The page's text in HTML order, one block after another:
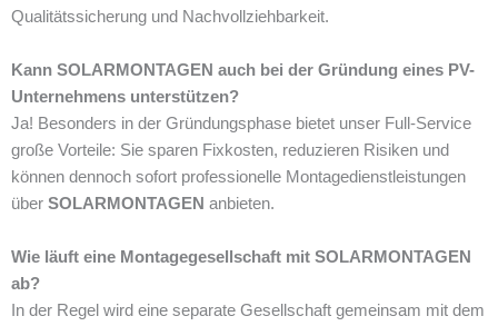
Qualitätssicherung und Nachvollziehbarkeit.
Kann SOLARMONTAGEN auch bei der Gründung eines PV-
Unternehmens unterstützen?
Ja! Besonders in der Gründungsphase bietet unser Full-Service
große Vorteile: Sie sparen Fixkosten, reduzieren Risiken und
können dennoch sofort professionelle Montagedienstleistungen
über SOLARMONTAGEN anbieten.
Wie läuft eine Montagegesellschaft mit SOLARMONTAGEN
ab?
In der Regel wird eine separate Gesellschaft gemeinsam mit dem